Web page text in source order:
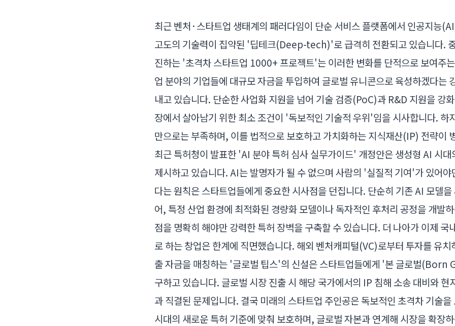
최근 벤처·스타트업 생태계의 패러다임이 단순 서비스 플랫폼에서 인공지능
고도의 기술력이 집약된 '딥테크(Deep-tech)'로 급격히 전환되고 있습니다.
진하는 '초격차 스타트업 1000+ 프로젝트'는 이러한 변화를 단적으로 보여주
업 분야의 기업들에 대규모 자금을 투입하여 글로벌 유니콘으로 육성하겠다는
내고 있습니다. 단순한 사업화 지원을 넘어 기술 검증(PoC)과 R&D 지원을 강
장에서 살아남기 위한 최소 조건이 '독보적인 기술적 우위'임을 시사합니다. 하
만으로는 부족하며, 이를 법적으로 보호하고 가치화하는 지식재산(IP) 전략이
최근 특허청이 발표한 'AI 분야 특허 심사 실무가이드' 개정안은 생성형 AI 시대
제시하고 있습니다. AI는 발명자가 될 수 없으며 사람의 '실질적 기여'가 있어야
다는 원칙은 스타트업들에게 중요한 시사점을 던집니다. 단순히 기존 AI 모델
어, 특정 산업 환경에 최적화된 경량화 모델이나 독자적인 후처리 공정을 개발
점을 명확히 해야만 강력한 특허 장벽을 구축할 수 있습니다. 더 나아가 이제 국
로 하는 창업은 한계에 직면했습니다. 해외 벤처캐피털(VC)로부터 투자를 유치
출 자금을 매칭하는 '글로벌 팁스'의 신설은 스타트업들에게 '본 글로벌
구하고 있습니다. 글로벌 시장 진출 시 해당 국가에서의 IP 침해 소송 대비와 현
과 직결된 문제입니다. 결국 미래의 스타트업 주인공은 독보적인 초격차 기술
시대의 새로운 특허 기준에 맞춰 보호하며, 글로벌 자본과 연계해 시장을 확장